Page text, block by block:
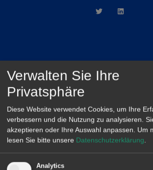
Paseo de la Castellana, 79, 6.ª.
Madrid
(+34) 900 10 21 61
Verwalten Sie Ihre
Privatsphäre
Diese Website verwendet Cookies, um Ihre
verbessern und die Nutzung zu analysieren.
akzeptieren oder Ihre Auswahl anpassen. Um
lesen Sie bitte unsere Datenschutzerklärung.
Analytics